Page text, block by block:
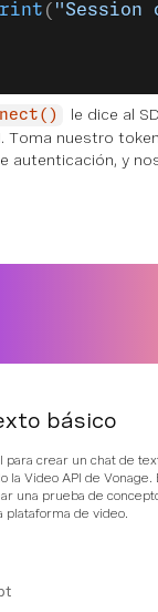
(
le dice al
Toma nuestro
autenticación, y
básico
para crear un chat de
la Video API de Vonage.
una prueba de
plataforma de video.